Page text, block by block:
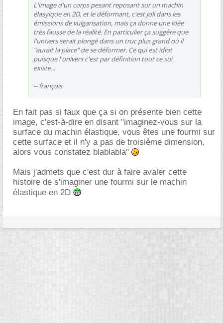
L'image d'un corps pesant reposant sur un machin
élasyique en 2D, et le déformant, c'est joli dans les
émissions de vulgarisation, mais ça donne une idée
très fausse de la réalité. En particulier ça suggère que
l'univers serait plongé dans un truc plus grand où il
"aurait la place" de se déformer. Ce qui est idiot
puisque l'univers c'est par définition tout ce sui
existe...
-- françois
En fait pas si faux que ça si on présente bien cette
image, c'est-à-dire en disant "imaginez-vous sur la
surface du machin élastique, vous êtes une fourmi sur
cette surface et il n'y a pas de troisième dimension,
alors vous constatez blablabla"
Mais j'admets que c'est dur à faire avaler cette
histoire de s'imaginer une fourmi sur le machin
élastique en 2D